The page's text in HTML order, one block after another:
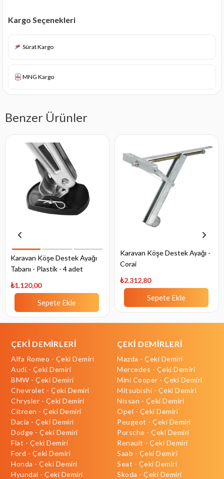
Kargo Seçenekleri
Sürat Kargo
MNG Kargo
Benzer Ürünler
Karavan Köşe Destek Ayağı
Tabanı - Plastik - 4 adet
₺1.120,00
Sepete Ekle
Karavan Köşe Destek Ayağı -
Corai
₺2.312,80
Sepete Ekle
ÇEKİ DEMİRLERİ
Alfa Romeo - Çeki Demiri
Audi - Çeki Demiri
BMW - Çeki Demiri
Chevrolet - Çeki Demiri
Chrysler - Çeki Demiri
Citroen - Çeki Demiri
Dacia - Çeki Demiri
Dodge - Çeki Demiri
Fiat - Çeki Demiri
Ford - Çeki Demiri
Honda - Çeki Demiri
Hyundai - Çeki Demiri
ÇEKİ DEMİRLERİ
Mazda - Çeki Demiri
Mercedes - Çeki Demiri
Mini Cooper - Çeki Demiri
Mitsubishi - Çeki Demiri
Nissan - Çeki Demiri
Opel - Çeki Demiri
Peugeot - Çeki Demiri
Porsche - Çeki Demiri
Renault - Çeki Demiri
Saab - Çeki Demiri
Seat - Çeki Demiri
Skoda - Çeki Demiri